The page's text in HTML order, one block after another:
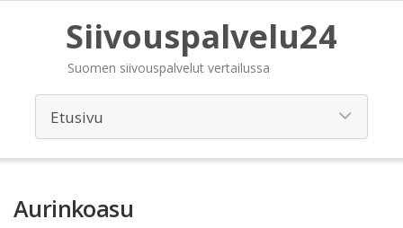
Siivouspalvelu24
Suomen siivouspalvelut vertailussa
Aurinkoasu